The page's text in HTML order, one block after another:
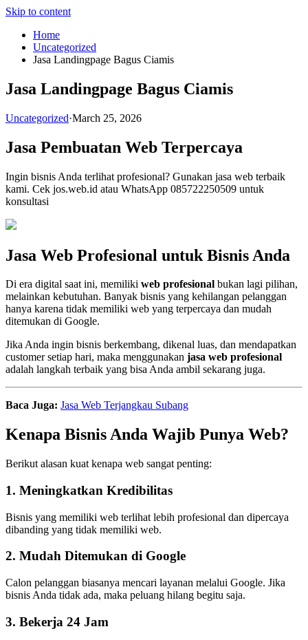
Skip to content
Home
Uncategorized
Jasa Landingpage Bagus Ciamis
Jasa Landingpage Bagus Ciamis
Uncategorized·March 25, 2026
Jasa Pembuatan Web Terpercaya
Ingin bisnis Anda terlihat profesional? Gunakan jasa web terbaik
kami. Cek jos.web.id atau WhatsApp 085722250509 untuk
konsultasi
Jasa Web Profesional untuk Bisnis Anda
Di era digital saat ini, memiliki web profesional bukan lagi pilihan,
melainkan kebutuhan. Banyak bisnis yang kehilangan pelanggan
hanya karena tidak memiliki web yang terpercaya dan mudah
ditemukan di Google.
Jika Anda ingin bisnis berkembang, dikenal luas, dan mendapatkan
customer setiap hari, maka menggunakan jasa web profesional
adalah langkah terbaik yang bisa Anda ambil sekarang juga.
Baca Juga: Jasa Web Terjangkau Subang
Kenapa Bisnis Anda Wajib Punya Web?
Berikut alasan kuat kenapa web sangat penting:
1. Meningkatkan Kredibilitas
Bisnis yang memiliki web terlihat lebih profesional dan dipercaya
dibanding yang tidak memiliki web.
2. Mudah Ditemukan di Google
Calon pelanggan biasanya mencari layanan melalui Google. Jika
bisnis Anda tidak ada, maka peluang hilang begitu saja.
3. Bekerja 24 Jam